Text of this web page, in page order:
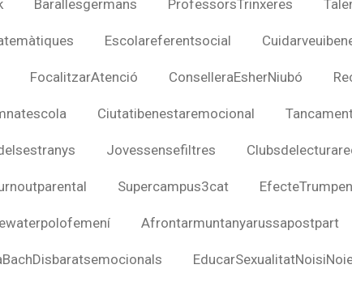
Barallesgermans ProfessorsTrinxeres
Escolareferentsocial
FocalitzarAtenció ConselleraEsherNiubó
Ciutatibenestaremocional
Jovessensefiltres
Supercampus3cat
Afrontarmuntanyarussapostpart